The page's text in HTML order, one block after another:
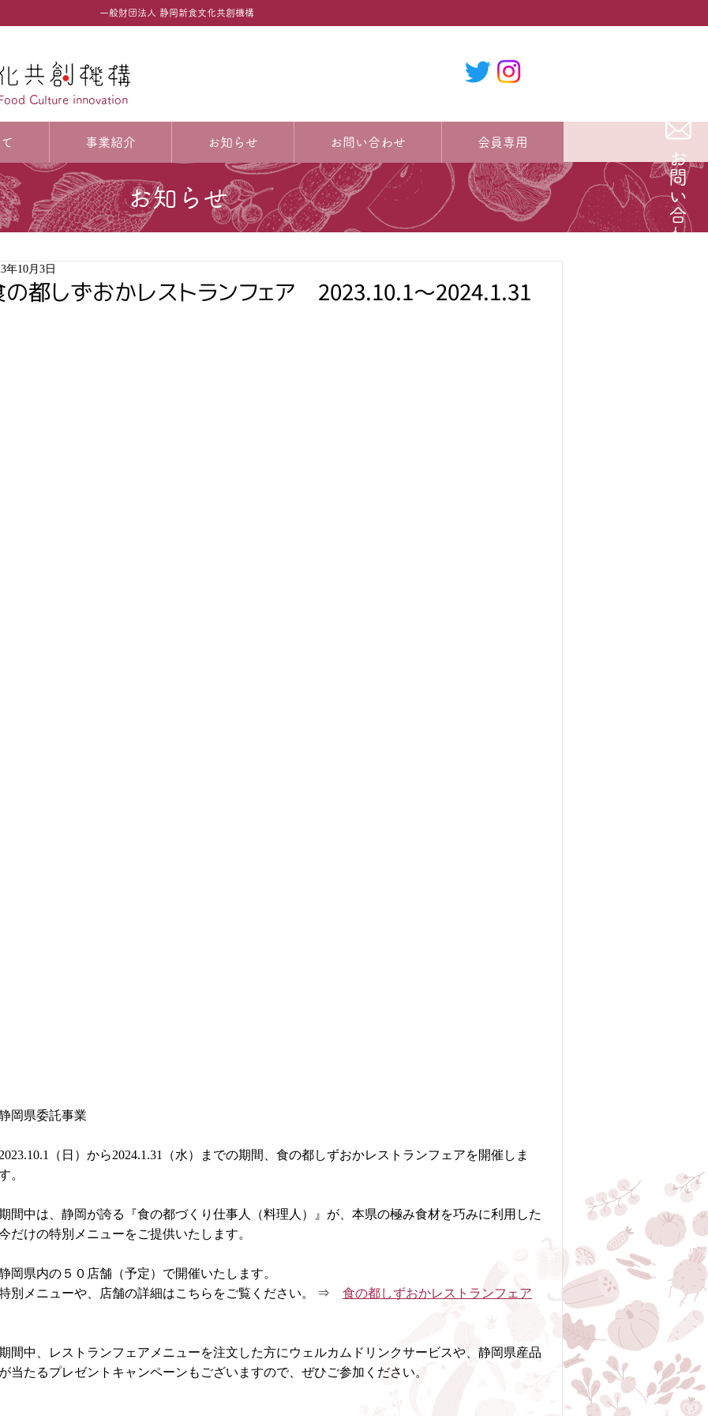
お問い合わせ
一般財団法人 静岡新食文化共創機構
Culture innovation
事業紹介 お知らせ お問い合わせ 会員専用
お知らせ
の都しずおかレストランフェア 2023.10.1～2024.1.31
年10月3日
岡県委託事業
（日）から2024.1.31（水）までの期間、食の都しずおかレストランフェアを開催しま
。
間中は、静岡が誇る『食の都づくり仕事人（料理人）』が、本県の極み食材を巧みに利用した
だけの特別メニューをご提供いたします。
岡県内の５０店舗（予定）で開催いたします。
別メニューや、店舗の詳細はこちらをご覧ください。 ⇒ 食の都しずおかレストランフェア
間中、レストランフェアメニューを注文した方にウェルカムドリンクサービスや、静岡県産品
が当たるプレゼントキャンペーンもございますので、ぜひご参加ください。